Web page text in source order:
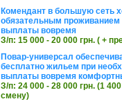
Комендант в большую сеть
обязательным проживанием
выплаты вовремя
З/п: 15 000 - 20 000 грн. ( +
Повар-универсал
бесплатно жильем при
выплаты вовремя
З/п: 24 000 - 28 000 грн. (1 400
смену)